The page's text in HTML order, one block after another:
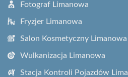
Fotograf Limanowa
Fryzjer Limanowa
Salon Kosmetyczny Limanowa
Wulkanizacja Limanowa
Stacja Kontroli Pojazdów